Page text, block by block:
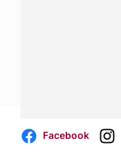
Facebook